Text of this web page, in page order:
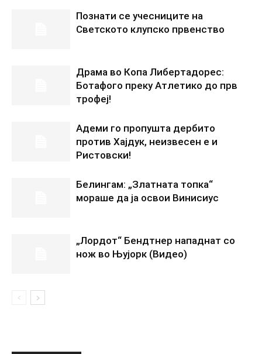
Познати се учесниците на
Светското клупско првенство
Драма во Копа Либертадорес:
Ботафого преку Атлетико до прв
трофеј!
Адеми го пропушта дербито
против Хајдук, неизвесен е и
Ристовски!
Белингам: „Златната топка“
мораше да ја освои Винисиус
„Лордот“ Бендтнер нападнат со
нож во Њујорк (Видео)